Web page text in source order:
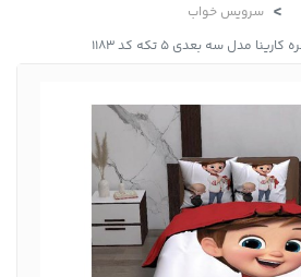
سرویس خواب
مدل سه بعدی 5 تکه کد 1183